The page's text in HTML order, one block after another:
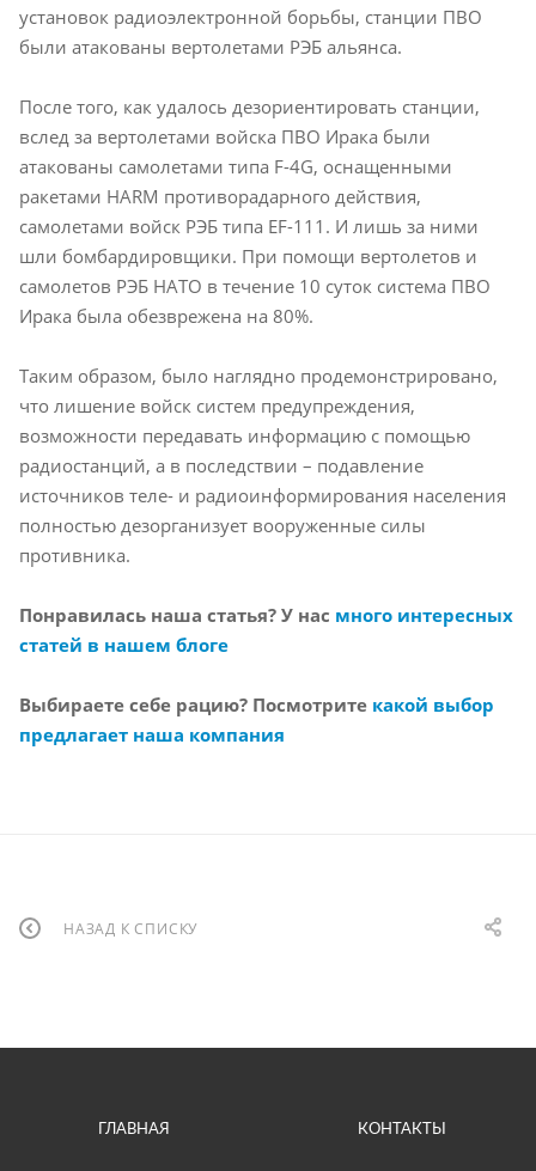
установок радиоэлектронной борьбы, станции ПВО
были атакованы вертолетами РЭБ альянса.
После того, как удалось дезориентировать станции,
вслед за вертолетами войска ПВО Ирака были
атакованы самолетами типа F-4G, оснащенными
ракетами HARM противорадарного действия,
самолетами войск РЭБ типа EF-111. И лишь за ними
шли бомбардировщики. При помощи вертолетов и
самолетов РЭБ НАТО в течение 10 суток система ПВО
Ирака была обезврежена на 80%.
Таким образом, было наглядно продемонстрировано,
что лишение войск систем предупреждения,
возможности передавать информацию с помощью
радиостанций, а в последствии – подавление
источников теле- и радиоинформирования населения
полностью дезорганизует вооруженные силы
противника.
Понравилась наша статья? У нас много интересных
статей в нашем блоге
Выбираете себе рацию? Посмотрите какой выбор
предлагает наша компания
НАЗАД К СПИСКУ
ГЛАВНАЯ КОНТАКТЫ